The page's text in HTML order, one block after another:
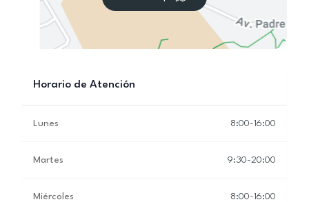
Horario de Atención
Lunes 8:00-16:00
Martes 9:30-20:00
Miércoles 8:00-16:00